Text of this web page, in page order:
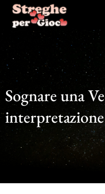
contenuto
Sognare una
interpretazione